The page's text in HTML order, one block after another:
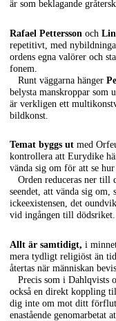
är som beklagande
Rafael Pettersson och
repetitivt, med
ordens egna valörer och
fonem.
Runt väggarna hänger
belysta manskroppar som
är verkligen ett
bildkonst.
Temat byggs ut med
kontrollera att Eurydike
vända sig om för att se
Orden reduceras ner till
seendet, att vända sig om,
ickeexistensen, det
vid ingången till dödsriket.
Allt är samtidigt, i
mera tydligt religiöst än
återtas när människan
Precis som i Dahlqvists
också en direkt koppling
dig inte om mot ditt
enastående genomarbetat